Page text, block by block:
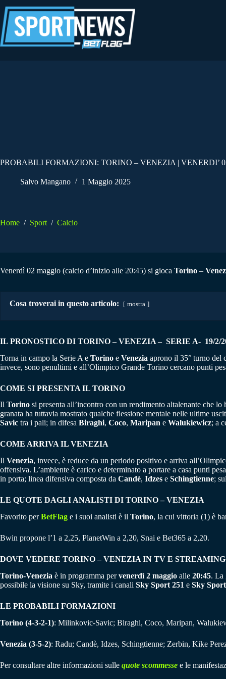
al
contenuto
PROBABILI FORMAZIONI: TORINO – VENEZIA | VENERDI’
Salvo Mangano 1 Maggio 2025
Home / Sport / Calcio
Venerdì 02 maggio (calcio d’inizio alle 20:45) si gioca Torino –
Cosa troverai in questo articolo: mostra
IL PRONOSTICO DI TORINO – VENEZIA – SERIE A- 19/2/
Torna in campo la Serie A e Torino e Venezia aprono il 35° turno del
invece, sono penultimi e all’Olimpico Grande Torino cercano punti
COME SI PRESENTA IL TORINO
Il Torino si presenta all’incontro con un rendimento altalenante che
granata ha tuttavia mostrato qualche flessione mentale nelle ultime
Savic tra i pali; in difesa Biraghi, Coco, Maripan e Walukiewicz; a
COME ARRIVA IL VENEZIA
Il Venezia, invece, è reduce da un periodo positivo e arriva
offensiva. L’ambiente è carico e determinato a portare a casa punti
in porta; linea difensiva composta da Candè, Idzes e Schingtienne;
LE QUOTE DAGLI ANALISTI DI TORINO – VENEZIA
Favorito perBetFlag e i suoi analisti è il Torino, la cui vittoria (1) è
Bwin propone l’1 a 2,25, PlanetWin a 2,20, Snai e Bet365 a 2,20.
DOVE VEDERE TORINO – VENEZIA IN TV E STREAMING
Torino-Venezia è in programma pervenerdì 2 maggio alle 20:45. La
possibile la visione su Sky, tramite i canali Sky Sport 251 e Sky
LE PROBABILI FORMAZIONI
Torino (4-3-2-1): Milinkovic-Savic; Biraghi, Coco, Maripan,
Venezia (3-5-2): Radu; Candè, Idzes, Schingtienne; Zerbin, Kike
Per consultare altre informazioni sulle quote scommesse e le